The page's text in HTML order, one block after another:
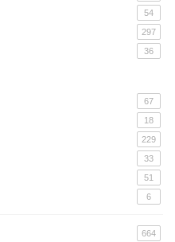
54
297
36
67
18
229
33
51
6
664